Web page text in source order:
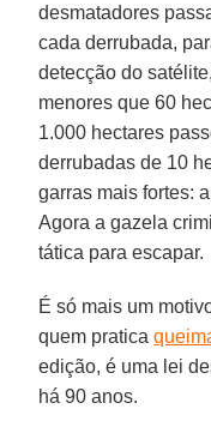
desmatadores
cada derrubada,
detecção do
menores que 60
1.000 hectares
derrubadas de 10
garras mais fortes:
Agora a gazela
tática para escapar.
É só mais um
quem pratica
edição, é uma lei
há 90 anos.